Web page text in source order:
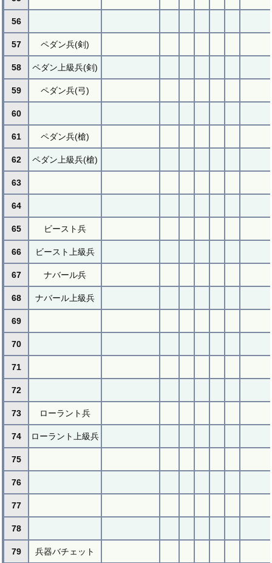
56
57 ペダン兵(剣)
58 ペダン上級兵(剣)
59 ペダン兵(弓)
60
61 ペダン兵(槍)
62 ペダン上級兵(槍)
63
64
65 ビースト兵
66 ビースト上級兵
67 ナバール兵
68 ナバール上級兵
69
70
71
72
73 ローラント兵
74 ローラント上級兵
75
76
77
78
79 兵器バチェット